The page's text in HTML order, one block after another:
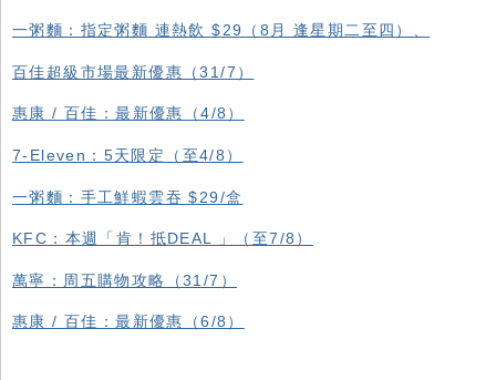
一粥麵：指定粥麵 連熱飲 $29（8月 逢星期二至四）、
百佳超級市場最新優惠（31/7）
惠康 / 百佳：最新優惠（4/8）
7-Eleven：5天限定（至4/8）
一粥麵：手工鮮蝦雲吞 $29/盒
KFC ：本週「肯！抵DEAL 」（至7/8）
萬寧：周五購物攻略（31/7）
惠康 / 百佳：最新優惠（6/8）